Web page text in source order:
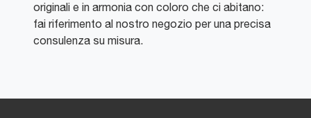
originali e in armonia con coloro che ci abitano:
fai riferimento al nostro negozio per una precisa
consulenza su misura.